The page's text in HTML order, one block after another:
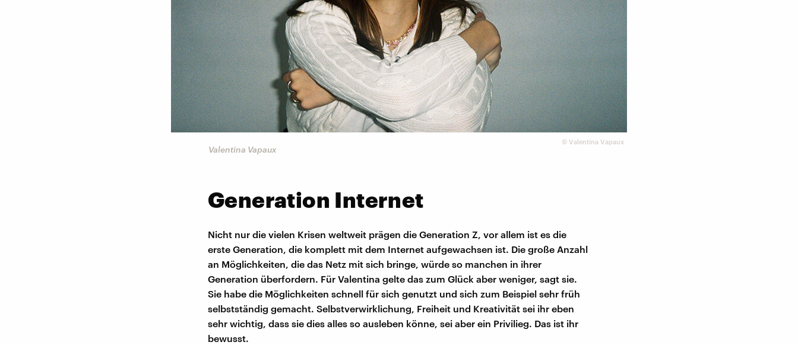
© Valentina Vapaux
Valentina Vapaux
Generation Internet
Nicht nur die vielen Krisen weltweit prägen die Generation Z, vor allem ist es die
erste Generation, die komplett mit dem Internet aufgewachsen ist. Die große Anzahl
an Möglichkeiten, die das Netz mit sich bringe, würde so manchen in ihrer
Generation überfordern. Für Valentina gelte das zum Glück aber weniger, sagt sie.
Sie habe die Möglichkeiten schnell für sich genutzt und sich zum Beispiel sehr früh
selbstständig gemacht. Selbstverwirklichung, Freiheit und Kreativität sei ihr eben
sehr wichtig, dass sie dies alles so ausleben könne, sei aber ein Privilieg. Das ist ihr
bewusst.